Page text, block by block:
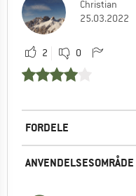
Christian
25.03.2022
2 0
FORDELE
ANVENDELSESOMRÅDE